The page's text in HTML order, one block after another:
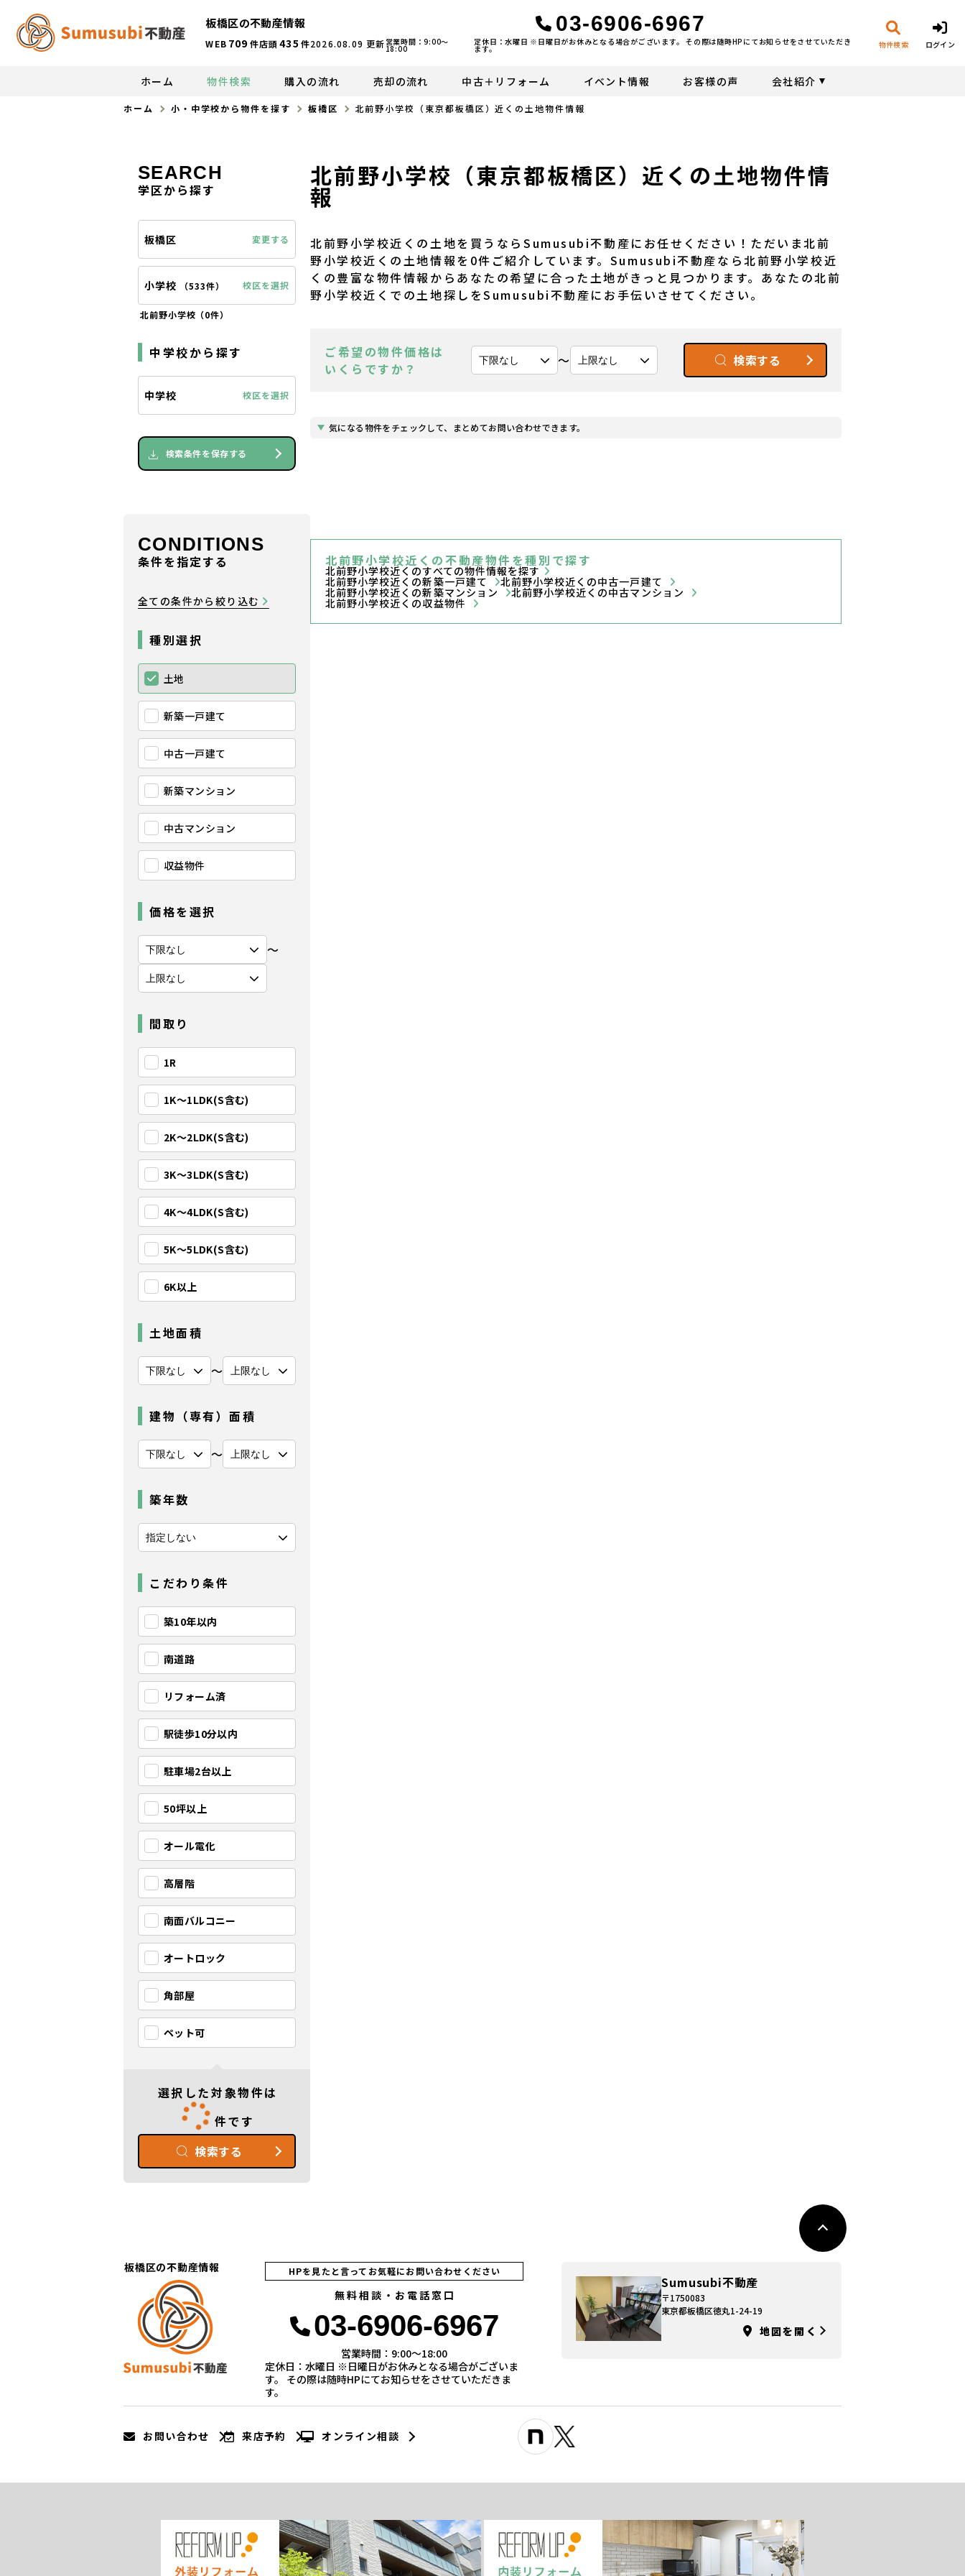
板橋区の不動産情報
WEB 709 件店頭435 件2026.08.09 更新
03-6906-6967
営業時間：9:00〜
18:00
定休日：水曜日 ※日曜日がお休みとなる場合がございます。 その際は随時HPにてお知らせをさせていただき
ます。 物件検索 ログイン
ホーム 物件検索 購入の流れ 売却の流れ 中古＋リフォーム イベント情報 お客様の声 会社紹介
ホーム 小・中学校から物件を探す 板橋区 北前野小学校（東京都板橋区）近くの土地物件情報
北前野小学校（東京都板橋区）近くの土地物件情
報
北前野小学校近くの土地を買うならSumusubi不動産にお任せください！ただいま北前
野小学校近くの土地情報を0件ご紹介しています。Sumusubi不動産なら北前野小学校近
くの豊富な物件情報からあなたの希望に合った土地がきっと見つかります。あなたの北前
野小学校近くでの土地探しをSumusubi不動産にお手伝いさせてください。
ご希望の物件価格は
いくらですか？
〜 検索する
気になる物件をチェックして、まとめてお問い合わせできます。
北前野小学校近くの不動産物件を種別で探す
北前野小学校近くのすべての物件情報を探す
北前野小学校近くの新築一戸建て 北前野小学校近くの中古一戸建て
北前野小学校近くの新築マンション 北前野小学校近くの中古マンション
北前野小学校近くの収益物件
SEARCH
学区から探す
板橋区 変更する
小学校 （533件） 校区を選択
北前野小学校（0件）
中学校から探す
中学校 校区を選択
検索条件を保存する
CONDITIONS
条件を指定する
全ての条件から絞り込む
種別選択
土地
新築一戸建て
中古一戸建て
新築マンション
中古マンション
収益物件
価格を選択
〜
間取り
1R
1K〜1LDK(S含む)
2K〜2LDK(S含む)
3K〜3LDK(S含む)
4K〜4LDK(S含む)
5K〜5LDK(S含む)
6K以上
土地面積
〜
建物（専有）面積
〜
築年数
こだわり条件
築10年以内
南道路
リフォーム済
駅徒歩10分以内
駐車場2台以上
50坪以上
オール電化
高層階
南面バルコニー
オートロック
角部屋
ペット可
選択した対象物件は
件です
検索する
板橋区の不動産情報 HPを見たと言ってお気軽にお問い合わせください
無料相談・お電話窓口
03-6906-6967
営業時間：9:00〜18:00
定休日：水曜日 ※日曜日がお休みとなる場合がございま
す。 その際は随時HPにてお知らせをさせていただきま
す。
Sumusubi不動産
〒1750083
東京都板橋区徳丸1-24-19
地図を開く
お問い合わせ 来店予約 オンライン相談